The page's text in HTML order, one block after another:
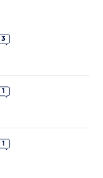
3
1
1